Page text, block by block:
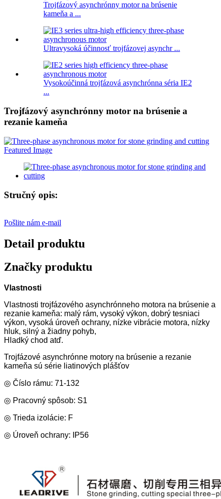
Trojfázový asynchrónny motor na brúsenie
kameňa a ...
Ultravysoká účinnosť trojfázovej asynchr ...
Vysokoúčinná trojfázová asynchrónna séria IE2
...
Trojfázový asynchrónny motor na brúsenie a
rezanie kameňa
Stručný opis:
Pošlite nám e-mail
Detail produktu
Značky produktu
Vlastnosti
Vlastnosti trojfázového asynchrónneho motora na brúsenie a
rezanie kameňa: malý rám, vysoký výkon, dobrý tesniaci
výkon, vysoká úroveň ochrany, nízke vibrácie motora, nízky
hluk, silný a žiadny pohyb,
Hladký chod atď.
Trojfázové asynchrónne motory na brúsenie a rezanie
kameňa sú série liatinových plášťov
◎ Číslo rámu: 71-132
◎ Pracovný spôsob: S1
◎ Trieda izolácie: F
◎ Úroveň ochrany: IP56